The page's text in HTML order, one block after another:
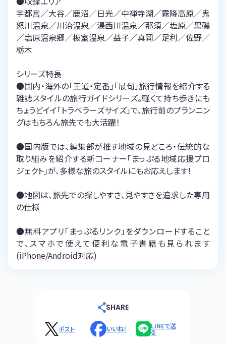
宇都宮／大谷／鹿沼／日光／中禅寺湖／霧降高原／鬼
怒川温泉／川治温泉／湯西川温泉／那須／塩原／黒磯
／塩原温泉郷／板室温泉／益子／真岡／足利／佐野／
栃木
シリーズ特長
●国内・海外の「王道・定番」「最旬」旅行情報を紹介する
雑誌スタイルの旅行ガイドシリーズ。軽くて持ち歩きにも
ちょうどイイ「トラベラーズサイズ」で、旅行前のプランニン
グはもちろん旅先でも大活躍！
●国内版では、編集部が推す地域の見どころ・伝統的な
取り組みを紹介する新コーナー「まっぷる地域応援プロ
ジェクト」が、多様な旅のスタイルにもお応えします！
●地図は、旅先での探しやすさ、見やすさを追求した専用
の仕様
●無料アプリ「まっぷるリンク」をダウンロードすること
で、スマホで使えて便利な電子書籍も見られます
(iPhone/Android対応)
SHARE
ポスト いいね！ LINEで送
る